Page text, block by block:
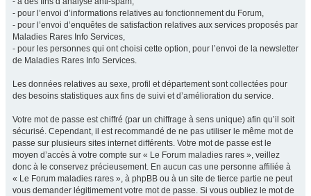
- pour l’envoi d’informations relatives au fonctionnement du Forum,
- pour l’envoi d’enquêtes de satisfaction relatives aux services proposés par
Maladies Rares Info Services,
- pour les personnes qui ont choisi cette option, pour l’envoi de la newsletter
de Maladies Rares Info Services.
Les données relatives au sexe, profil et département sont collectées pour
des besoins statistiques aux fins de suivi et d’amélioration du service.
Votre mot de passe est chiffré (par un chiffrage à sens unique) afin qu’il soit
sécurisé. Cependant, il est recommandé de ne pas utiliser le même mot de
passe sur plusieurs sites internet différents. Votre mot de passe est le
moyen d’accès à votre compte sur « Le Forum maladies rares », veillez
donc à le conservez précieusement. En aucun cas une personne affiliée à
« Le Forum maladies rares », à phpBB ou à un site de tierce partie ne peut
vous demander légitimement votre mot de passe. Si vous oubliez le mot de